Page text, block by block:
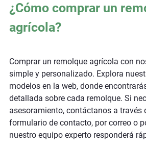
¿Cómo comprar un
agrícola?
Comprar un remolque agrícola con
simple y personalizado. Explora
modelos en la web, donde
detallada sobre cada remolque. Si
asesoramiento, contáctanos a través
formulario de contacto, por correo o
nuestro equipo experto responderá